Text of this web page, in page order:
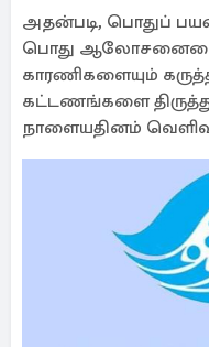
அதன்படி, பொதுப்
பொது ஆலோசனையை
காரணிகளையும்
கட்டணங்களை
நாளையதினம்